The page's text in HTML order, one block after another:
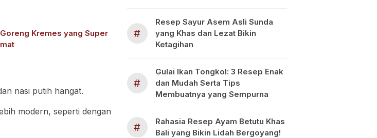
Kremes yang Super
nasi putih hangat.
modern, seperti dengan
#
Resep Sayur Asem Asli Sunda
yang Khas dan Lezat Bikin
Ketagihan
#
Gulai Ikan Tongkol: 3 Resep Enak
dan Mudah Serta Tips
Membuatnya yang Sempurna
#
Rahasia Resep Ayam Betutu Khas
Bali yang Bikin Lidah Bergoyang!